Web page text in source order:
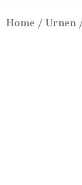
Home / Urnen